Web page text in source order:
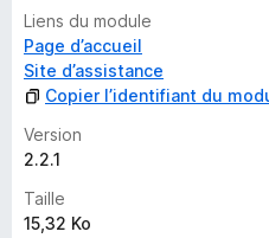
s
t
a
n
t
Liens du module
Page d’accueil
Site d’assistance
Copier l’identifiant du
Version
2.2.1
Taille
15,32 Ko